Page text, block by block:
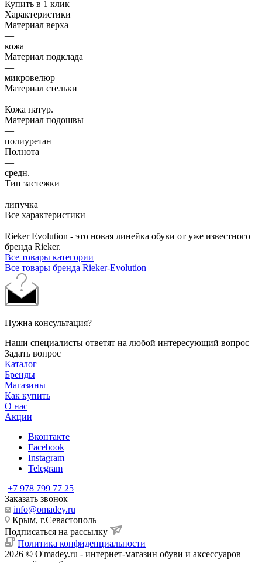
Купить в 1 клик
Характеристики
Материал верха
—
кожа
Материал подклада
—
микровелюр
Материал стельки
—
Кожа натур.
Материал подошвы
—
полиуретан
Полнота
—
средн.
Тип застежки
—
липучка
Все характеристики
Rieker Evolution - это новая линейка обуви от уже известного
бренда Rieker.
Все товары категории
Все товары бренда Rieker-Evolution
Нужна консультация?
Наши специалисты ответят на любой интересующий вопрос
Задать вопрос
Каталог
Бренды
Магазины
Как купить
О нас
Акции
Вконтакте
Facebook
Instagram
Telegram
+7 978 799 77 25
Заказать звонок
info@omadey.ru
Крым, г.Севастополь
Подписаться на рассылку
Политика конфиденциальности
2026 © O'madey.ru - интернет-магазин обуви и аксессуаров